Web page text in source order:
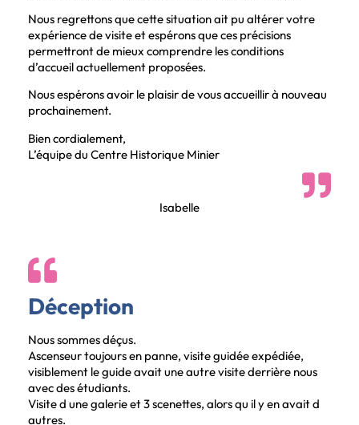
Nous regrettons que cette situation ait pu altérer votre
expérience de visite et espérons que ces précisions
permettront de mieux comprendre les conditions
d’accueil actuellement proposées.
Nous espérons avoir le plaisir de vous accueillir à nouveau
prochainement.
Bien cordialement,
L’équipe du Centre Historique Minier
Isabelle
Déception
Nous sommes déçus.
Ascenseur toujours en panne, visite guidée expédiée,
visiblement le guide avait une autre visite derrière nous
avec des étudiants.
Visite d une galerie et 3 scenettes, alors qu il y en avait d
autres.